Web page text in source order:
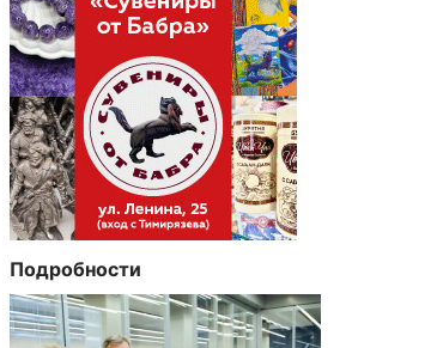
Подробности